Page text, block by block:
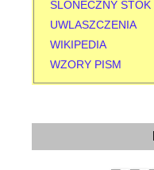
SLONECZNY STOK
UWLASZCZENIA
WIKIPEDIA
WZORY PISM